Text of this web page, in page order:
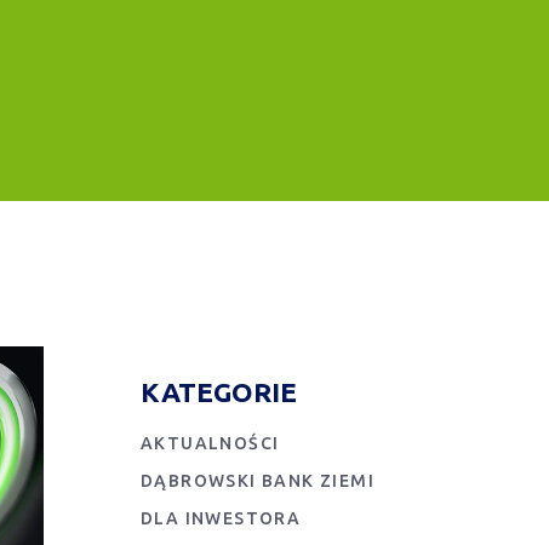
KATEGORIE
AKTUALNOŚCI
DĄBROWSKI BANK ZIEMI
DLA INWESTORA